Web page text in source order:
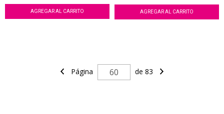
AGREGAR AL CARRITO AGREGAR AL CARRITO
Página de 83